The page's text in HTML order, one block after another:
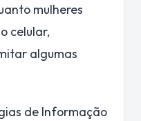
mulheres
celular,
algumas
de Informação